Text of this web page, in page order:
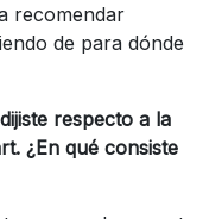
recomendar
de para dónde
respecto a la
¿En qué consiste